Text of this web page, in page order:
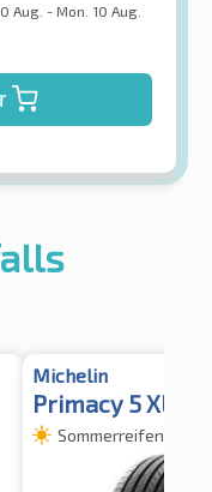
Aug. - Mon. 10 Aug.
Michelin
Primacy 5 XL TL
Sommerreifen